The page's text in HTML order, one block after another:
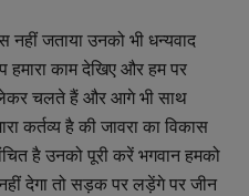
नहीं जताया उनको भी धन्यवाद
काम देखिए और हम पर
लेकर चलते हैं और आगे भी साथ
कर्तव्य है की जावरा का विकास
है उनको पूरी करें भगवान हमको
देगा तो सड़क पर लड़ेंगे पर जीन